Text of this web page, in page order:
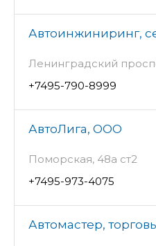
Автоинжиниринг,
Ленинградский
+7495-790-8999
АвтоЛига, ООО
Поморская, 48а ст2
+7495-973-4075
Автомастер,